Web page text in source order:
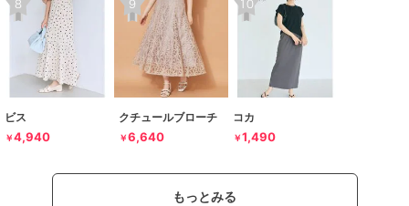
ビス
￥4,940
クチュールブローチ
￥6,640
コカ
￥1,490
もっとみる